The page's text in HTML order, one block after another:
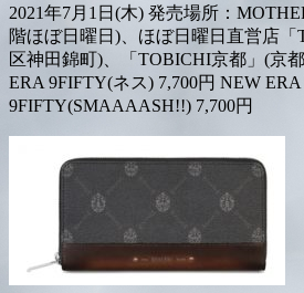
2021年7月1日(木) 発売場所：
階ほぼ日曜日)、ほぼ日曜日直営店
区神田錦町)、「TOBICHI京都」(京
ERA 9FIFTY(ネス) 7,700円 NEW ERA
9FIFTY(SMAAAASH!!) 7,700円